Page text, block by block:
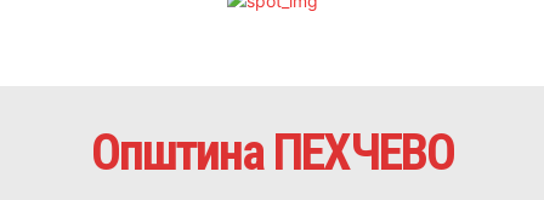
Општина ПЕХЧЕВО